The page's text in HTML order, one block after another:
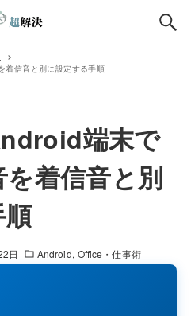
着信音と別に設定する手順
端末で
着信音と別
日 Android Office・仕事術